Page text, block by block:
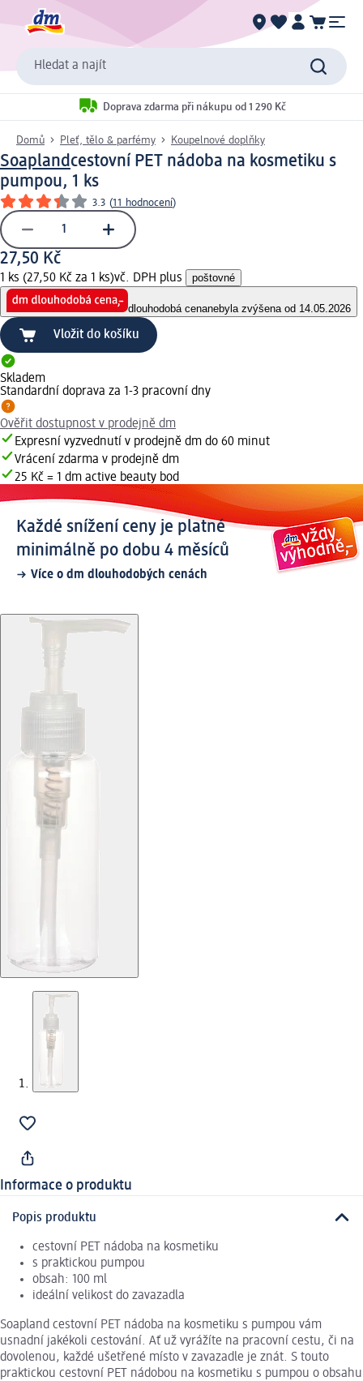
Hledat a najít
Doprava zdarma při nákupu od 1 290 Kč
Domů Pleť, tělo & parfémy Koupelnové doplňky
Soaplandcestovní PET nádoba na kosmetiku s
pumpou, 1 ks
3.3 (11 hodnocení)
27,50 Kč
1 ks (27,50 Kč za 1 ks)vč. DPH plus poštovné
dlouhodobá cenanebyla zvýšena od 14.05.2026
Vložit do košíku
Skladem
Standardní doprava za 1-3 pracovní dny
Ověřit dostupnost v prodejně dm
Expresní vyzvednutí v prodejně dm do 60 minut
Vrácení zdarma v prodejně dm
25 Kč = 1 dm active beauty bod
Každé snížení ceny je platné
minimálně po dobu 4 měsíců
Více o dm dlouhodobých cenách
Informace o produktu
Popis produktu
cestovní PET nádoba na kosmetiku
s praktickou pumpou
obsah: 100 ml
ideální velikost do zavazadla
Soapland cestovní PET nádoba na kosmetiku s pumpou vám
usnadní jakékoli cestování. Ať už vyrážíte na pracovní cestu, či na
dovolenou, každé ušetřené místo v zavazadle je znát. S touto
praktickou cestovní PET nádobou na kosmetiku s pumpou o obsahu